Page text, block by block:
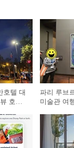
호텔 대
호텔
파리 루브
미술관 여